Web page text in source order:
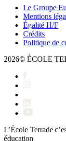
Le Groupe
Mentions
Égalité H/F
Crédits
Politique de
2026© ÉCOLE
L’École Terrade
éducation